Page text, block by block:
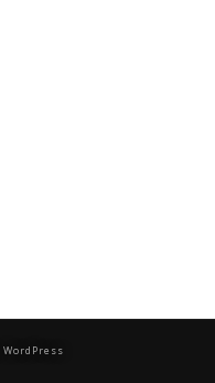
WordPress